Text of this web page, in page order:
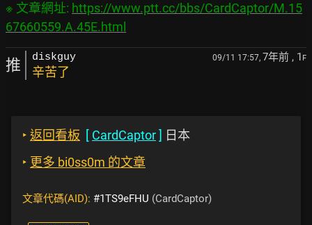
※ 文章網址: https://www.ptt.cc/bbs/CardCaptor/M.15
67660559.A.45E.html
推 diskguy 09/11 17:57, 7年前 , 1 F
辛苦了
‣ 返回看板 [ CardCaptor] 日本
‣ 更多 bi0ss0m 的文章
文章代碼(AID): #1TS9eFHU (CardCaptor)